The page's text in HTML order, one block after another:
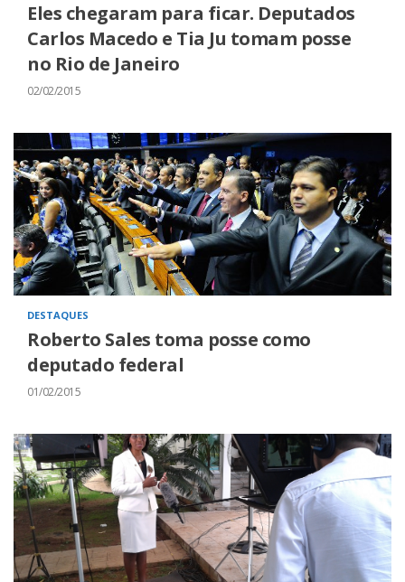
Eles chegaram para ficar. Deputados
Carlos Macedo e Tia Ju tomam posse
no Rio de Janeiro
02/02/2015
DESTAQUES
Roberto Sales toma posse como
deputado federal
01/02/2015